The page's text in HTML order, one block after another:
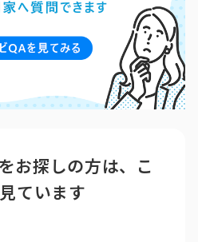
お探しの方は、こ
ています